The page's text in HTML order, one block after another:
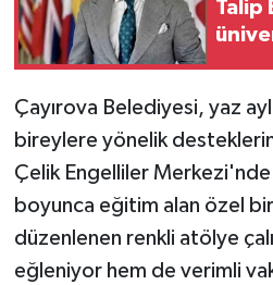
Talip
Çayırova Belediyesi, yaz
bireylere yönelik
Çelik Engelliler
boyunca eğitim alan özel
düzenlenen renkli atölye
eğleniyor hem de verimli